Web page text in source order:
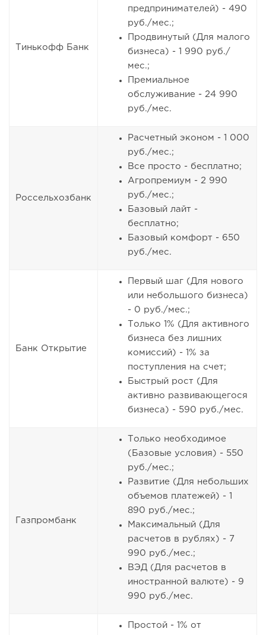
Тинькофф Банк
предпринимателей) - 490
руб./мес.;
Продвинутый (Для малого
бизнеса) - 1 990 руб./
мес.;
Премиальное
обслуживание - 24 990
руб./мес.
Россельхозбанк
Расчетный эконом - 1 000
руб./мес.;
Все просто - бесплатно;
Агропремиум - 2 990
руб./мес.;
Базовый лайт -
бесплатно;
Базовый комфорт - 650
руб./мес.
Банк Открытие
Первый шаг (Для нового
или небольшого бизнеса)
- 0 руб./мес.;
Только 1% (Для активного
бизнеса без лишних
комиссий) - 1% за
поступления на счет;
Быстрый рост (Для
активно развивающегося
бизнеса) - 590 руб./мес.
Газпромбанк
Только необходимое
(Базовые условия) - 550
руб./мес.;
Развитие (Для небольших
объемов платежей) - 1
890 руб./мес.;
Максимальный (Для
расчетов в рублях) - 7
990 руб./мес.;
ВЭД (Для расчетов в
иностранной валюте) - 9
990 руб./мес.
Простой - 1% от